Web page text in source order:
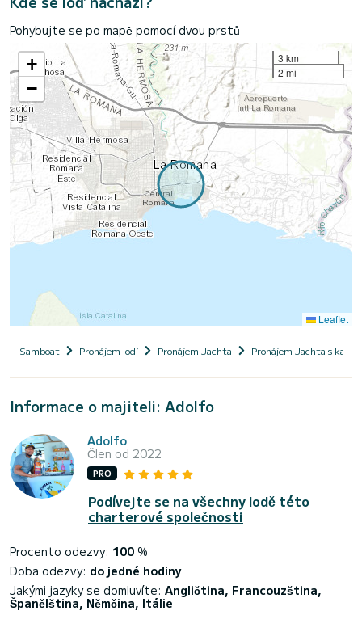
Pohybujte se po mapě pomocí dvou prstů
+
−
3 km
2 mi
Leaflet
Samboat Pronájem lodí Pronájem Jachta Pronájem Jachta s
Informace o majiteli: Adolfo
Adolfo
Člen od 2022
PRO
Podívejte se na všechny lodě této
charterové společnosti
Procento odezvy: 100 %
Doba odezvy: do jedné hodiny
Jakými jazyky se domluvíte: Angličtina, Francouzština,
Španělština, Němčina, Itálie